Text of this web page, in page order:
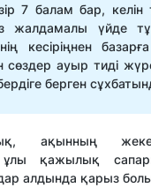
7 балам бар, келін
жалдамалы үйде
кесіріңнен
сөздер ауыр тиді
берген
ақынның жеке
ұлы қажылық
алдында қарыз